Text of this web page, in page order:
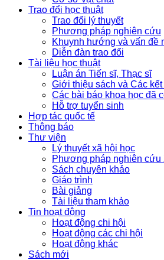
Trao đổi học thuật
Trao đổi lý thuyết
Phương pháp nghiên cứu
Khuynh hướng và vấn đề
Diễn đàn trao đổi
Tài liệu học thuật
Luận án Tiến sĩ, Thạc sĩ
Giới thiệu sách và Các
Các bài báo khoa học đã
Hỗ trợ tuyển sinh
Hợp tác quốc tế
Thông báo
Thư viện
Lý thuyết xã hội học
Phương pháp nghiên cứu
Sách chuyên khảo
Giáo trình
Bài giảng
Tài liệu tham khảo
Tin hoạt động
Hoạt động chi hội
Hoạt động các chi hội
Hoạt động khác
Sách mới